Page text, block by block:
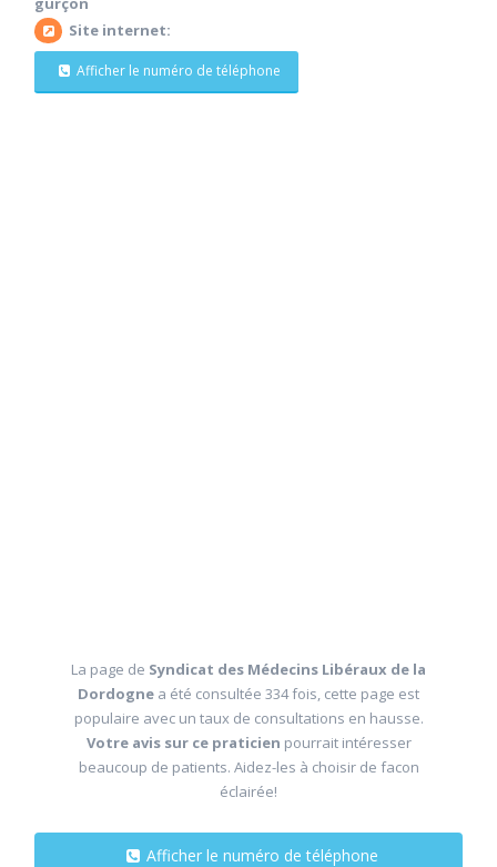
Site internet:
Afficher le numéro de téléphone
La page de Syndicat des Médecins Libéraux de la
Dordogne a été consultée 334 fois, cette page est
populaire avec un taux de consultations en hausse.
Votre avis sur ce praticien pourrait intéresser
beaucoup de patients. Aidez-les à choisir de facon
éclairée!
Afficher le numéro de téléphone